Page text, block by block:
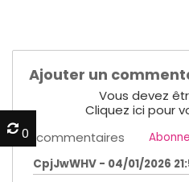
Ajouter un
Vous devez
Cliquez ici pour
1 commentaires
CpjJwWHV - 04/01/2026
0
0